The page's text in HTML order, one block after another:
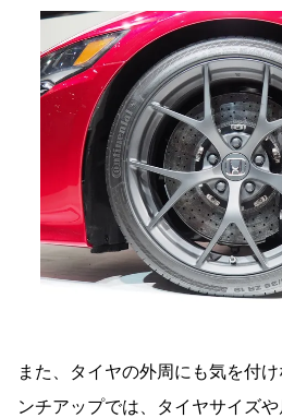
また、タイヤの外周にも気を付
ンチアップでは、タイヤサイズ